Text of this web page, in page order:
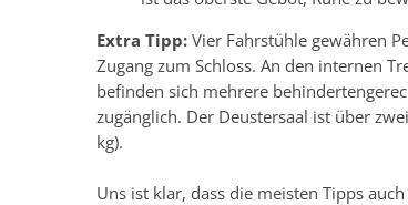
Extra Tipp: Vier Fahrstühle gewähren
Zugang zum Schloss. An den internen
befinden sich mehrere
zugänglich. Der Deustersaal ist über
kg).
Uns ist klar, dass die meisten Tipps